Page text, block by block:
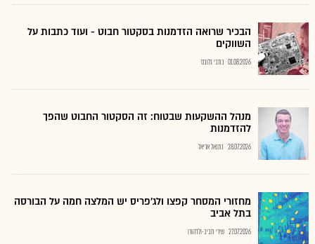
הבכיר שרואה הזדמנות בסקטור חבוט - ועוד כתבות על
השווקים
01.08.2026 כתבי גלובס
מנהל ההשקעות שבטוח: זה הסקטור החבוט שהפך
להזדמנות
28.07.2026 נתנאל אריאל
מחזורי המסחר קפצו ולג'פריס יש המלצה חמה על הבורסה
בתל אביב
27.07.2026 שירי חביב-ולדהורן